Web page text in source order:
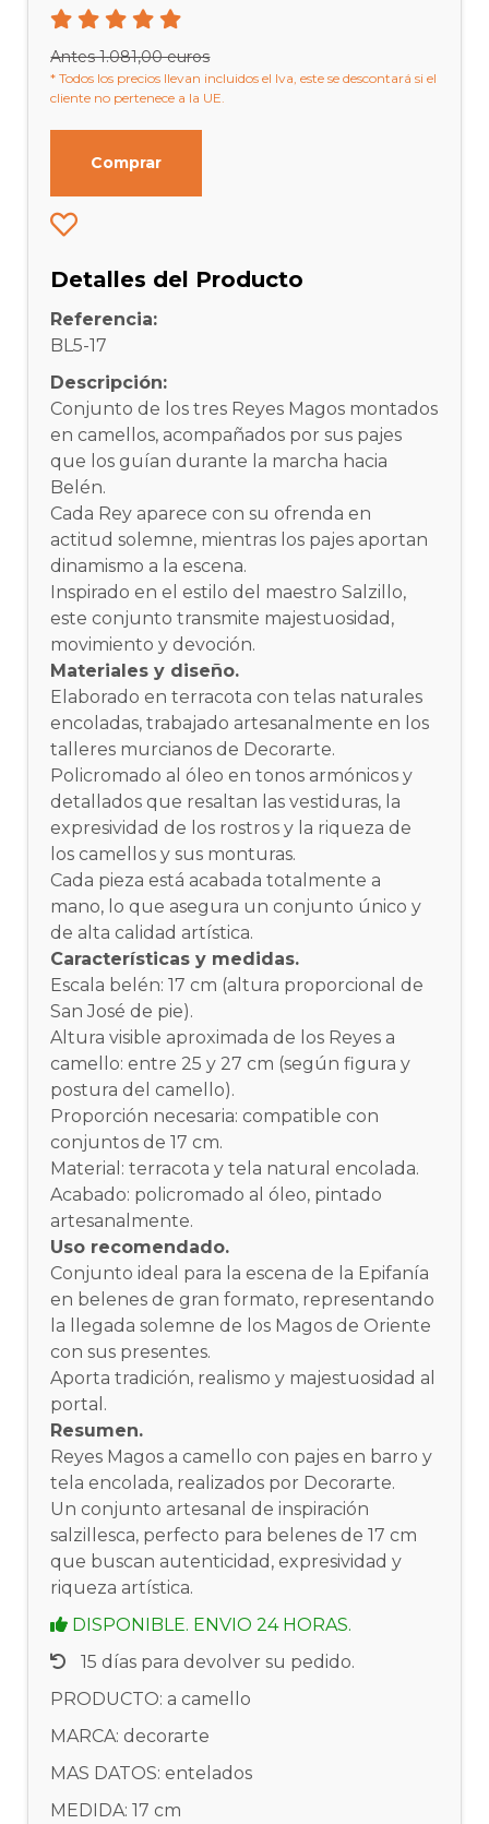
Antes 1.081,00 euros
* Todos los precios llevan incluidos el Iva, este se descontará si el
cliente no pertenece a la UE.
Comprar
Detalles del Producto
Referencia:
BL5-17
Descripción:
Conjunto de los tres Reyes Magos montados
en camellos, acompañados por sus pajes
que los guían durante la marcha hacia
Belén.
Cada Rey aparece con su ofrenda en
actitud solemne, mientras los pajes aportan
dinamismo a la escena.
Inspirado en el estilo del maestro Salzillo,
este conjunto transmite majestuosidad,
movimiento y devoción.
Materiales y diseño.
Elaborado en terracota con telas naturales
encoladas, trabajado artesanalmente en los
talleres murcianos de Decorarte.
Policromado al óleo en tonos armónicos y
detallados que resaltan las vestiduras, la
expresividad de los rostros y la riqueza de
los camellos y sus monturas.
Cada pieza está acabada totalmente a
mano, lo que asegura un conjunto único y
de alta calidad artística.
Características y medidas.
Escala belén: 17 cm (altura proporcional de
San José de pie).
Altura visible aproximada de los Reyes a
camello: entre 25 y 27 cm (según figura y
postura del camello).
Proporción necesaria: compatible con
conjuntos de 17 cm.
Material: terracota y tela natural encolada.
Acabado: policromado al óleo, pintado
artesanalmente.
Uso recomendado.
Conjunto ideal para la escena de la Epifanía
en belenes de gran formato, representando
la llegada solemne de los Magos de Oriente
con sus presentes.
Aporta tradición, realismo y majestuosidad al
portal.
Resumen.
Reyes Magos a camello con pajes en barro y
tela encolada, realizados por Decorarte.
Un conjunto artesanal de inspiración
salzillesca, perfecto para belenes de 17 cm
que buscan autenticidad, expresividad y
riqueza artística.
DISPONIBLE. ENVIO 24 HORAS.
15 días para devolver su pedido.
PRODUCTO: a camello
MARCA: decorarte
MAS DATOS: entelados
MEDIDA: 17 cm